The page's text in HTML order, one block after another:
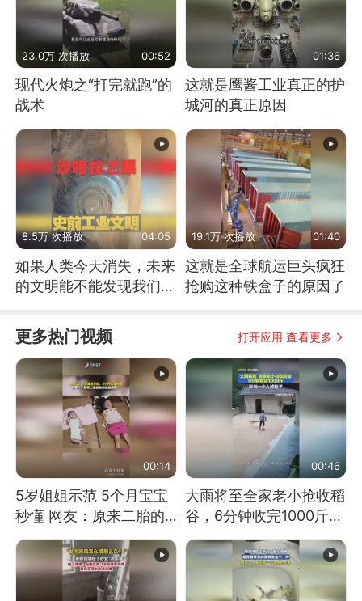
23.0万 次播放 00:52
现代火炮之“打完就跑”的
战术
01:36
这就是鹰酱工业真正的护
城河的真正原因
8.5万 次播放 04:05
如果人类今天消失，未来
的文明能不能发现我们存
19.1万 次播放 01:40
这就是全球航运巨头疯狂
抢购这种铁盒子的原因了
更多热门视频 打开应用 查看更多
00:14
5岁姐姐示范 5个月宝宝
秒懂 网友：原来二胎的
快乐长这样
00:46
大雨将至全家老小抢收稻
谷，6分钟收完1000斤，
没有一个人掉链子